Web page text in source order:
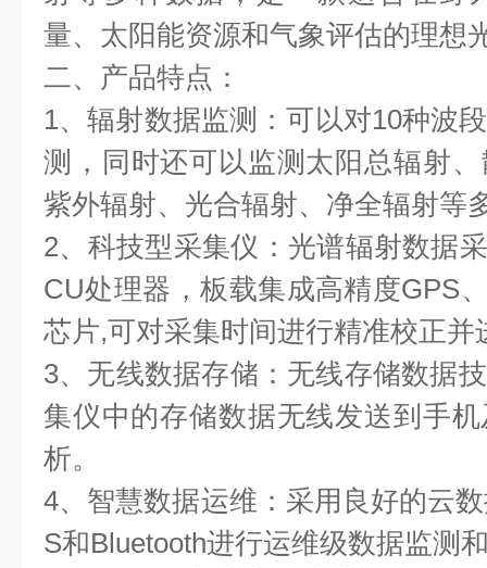
量、太阳能资源和气象评估的理想
二、产品特点：
1、辐射数据监测：可以对10种波
测，同时还可以监测太阳总辐射
紫外辐射、光合辐射、净全辐射等
2、科技型采集仪：光谱辐射数据
CU处理器，板载集成高精度GPS
芯片,可对采集时间进行精准校正并
3、无线数据存储：无线存储数据
集仪中的存储数据无线发送到手
析。
4、智慧数据运维：采用良好的云
S和Bluetooth进行运维级数据监测